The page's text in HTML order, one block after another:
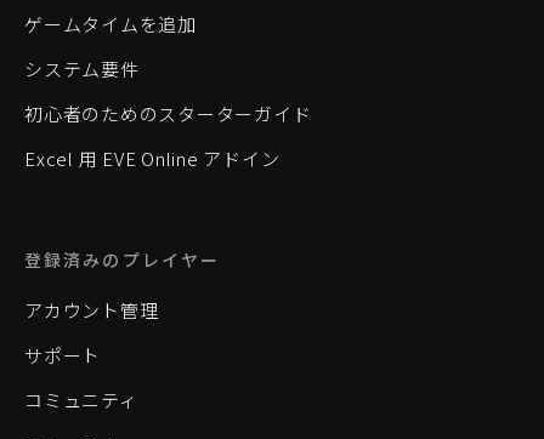
ゲームタイムを追加
システム要件
初心者のためのスターターガイド
Excel 用 EVE Online アドイン
登録済みのプレイヤー
アカウント管理
サポート
コミュニティ